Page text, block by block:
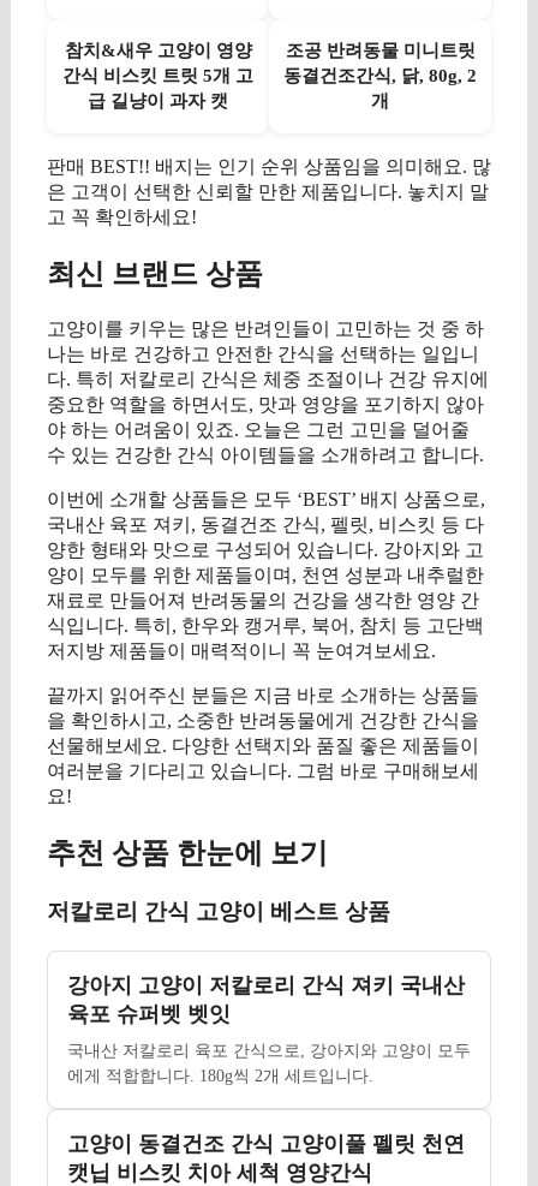
참치&새우 고양이 영양
간식 비스킷 트릿 5개 고
급 길냥이 과자 캣
조공 반려동물 미니트릿
동결건조간식, 닭, 80g, 2
개
판매 BEST!! 배지는 인기 순위 상품임을 의미해요. 많
은 고객이 선택한 신뢰할 만한 제품입니다. 놓치지 말
고 꼭 확인하세요!
최신 브랜드 상품
고양이를 키우는 많은 반려인들이 고민하는 것 중 하
나는 바로 건강하고 안전한 간식을 선택하는 일입니
다. 특히 저칼로리 간식은 체중 조절이나 건강 유지에
중요한 역할을 하면서도, 맛과 영양을 포기하지 않아
야 하는 어려움이 있죠. 오늘은 그런 고민을 덜어줄
수 있는 건강한 간식 아이템들을 소개하려고 합니다.
이번에 소개할 상품들은 모두 ‘BEST’ 배지 상품으로,
국내산 육포 져키, 동결건조 간식, 펠릿, 비스킷 등 다
양한 형태와 맛으로 구성되어 있습니다. 강아지와 고
양이 모두를 위한 제품들이며, 천연 성분과 내추럴한
재료로 만들어져 반려동물의 건강을 생각한 영양 간
식입니다. 특히, 한우와 캥거루, 북어, 참치 등 고단백
저지방 제품들이 매력적이니 꼭 눈여겨보세요.
끝까지 읽어주신 분들은 지금 바로 소개하는 상품들
을 확인하시고, 소중한 반려동물에게 건강한 간식을
선물해보세요. 다양한 선택지와 품질 좋은 제품들이
여러분을 기다리고 있습니다. 그럼 바로 구매해보세
요!
추천 상품 한눈에 보기
저칼로리 간식 고양이 베스트 상품
강아지 고양이 저칼로리 간식 져키 국내산
육포 슈퍼벳 벳잇
국내산 저칼로리 육포 간식으로, 강아지와 고양이 모두
에게 적합합니다. 180g씩 2개 세트입니다.
고양이 동결건조 간식 고양이풀 펠릿 천연
캣닙 비스킷 치아 세척 영양간식